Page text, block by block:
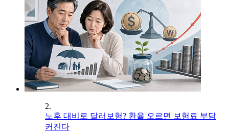
2.
노후 대비로 달러보험? 환율 오르면 보험료 부담
커진다